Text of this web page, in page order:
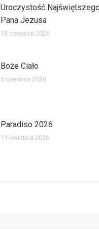
Uroczystość
Pana Jezusa
13 czerwca 2026
Boże Ciało
5 czerwca 2026
Paradiso 2026
11 kwietnia 2026